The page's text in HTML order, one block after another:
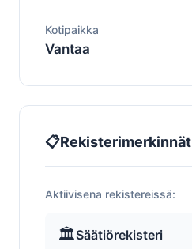
Kotipaikka
Vantaa
📋Rekisterimerkinnät
Aktiivisena rekistereissä:
🏛️Säätiörekisteri